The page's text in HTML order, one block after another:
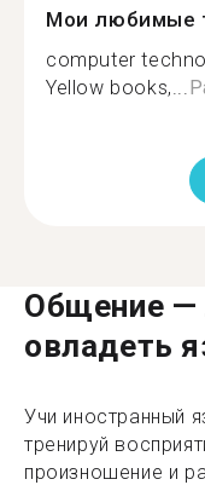
Мои любимые
computer
Yellow books,...
Общение —
овладеть
Учи иностранный
тренируй
произношение и